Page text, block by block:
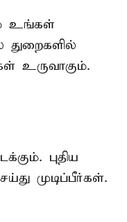
உங்கள்
உருவாகும்.
புதிய
முடிப்பீர்கள்.